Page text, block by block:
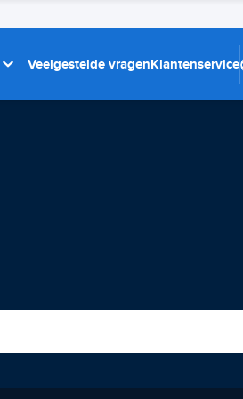
Veelgestelde vragenKlantenservice